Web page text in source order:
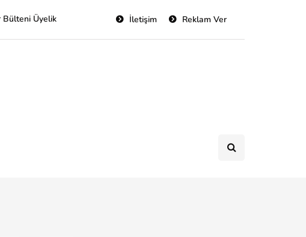
Üyelik Reklam Ver
İletişim